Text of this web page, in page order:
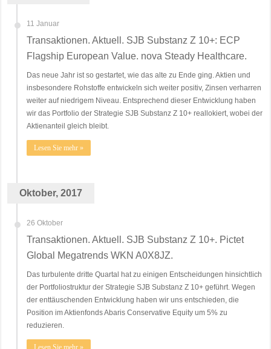
11 Januar
Transaktionen. Aktuell. SJB Substanz Z 10+: ECP
Flagship European Value. nova Steady Healthcare.
Das neue Jahr ist so gestartet, wie das alte zu Ende ging. Aktien und
insbesondere Rohstoffe entwickeln sich weiter positiv, Zinsen verharren
weiter auf niedrigem Niveau. Entsprechend dieser Entwicklung haben
wir das Portfolio der Strategie SJB Substanz Z 10+ reallokiert, wobei der
Aktienanteil gleich bleibt.
Lesen Sie mehr »
Oktober, 2017
26 Oktober
Transaktionen. Aktuell. SJB Substanz Z 10+. Pictet
Global Megatrends WKN A0X8JZ.
Das turbulente dritte Quartal hat zu einigen Entscheidungen hinsichtlich
der Portfoliostruktur der Strategie SJB Substanz Z 10+ geführt. Wegen
der enttäuschenden Entwicklung haben wir uns entschieden, die
Position im Aktienfonds Abaris Conservative Equity um 5% zu
reduzieren.